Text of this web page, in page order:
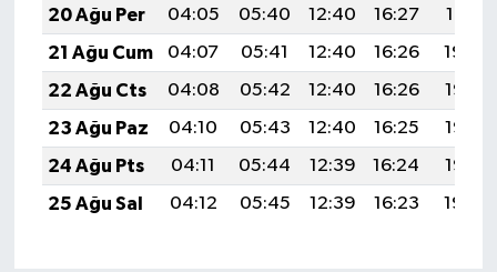
20 Ağu Per
04:05 05:40 12:40 16:27
19:31
21 Ağu Cum
04:07 05:41 12:40 16:26
19:30
22 Ağu Cts
04:08 05:42 12:40 16:26
19:28
23 Ağu Paz
04:10 05:43 12:40 16:25
19:27
24 Ağu Pts
04:11 05:44 12:39 16:24
19:25
25 Ağu Sal
04:12 05:45 12:39 16:23 19:24